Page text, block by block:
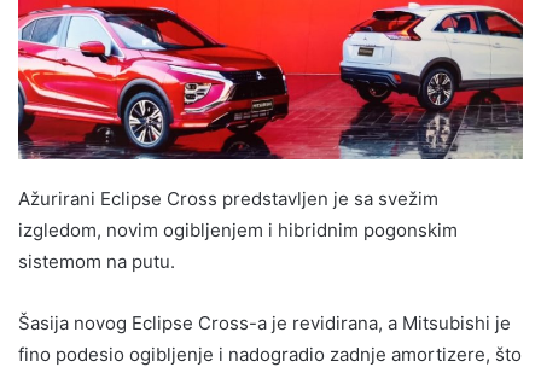
Ažurirani Eclipse Cross predstavljen je sa svežim
izgledom, novim ogibljenjem i hibridnim pogonskim
sistemom na putu.
Šasija novog Eclipse Cross-a je revidirana, a Mitsubishi je
fino podesio ogibljenje i nadogradio zadnje amortizere, što